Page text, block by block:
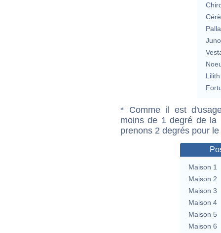
Lilith
* Comme il est
moins de 1 degré de la
prenons 2 degrés pour
Maison 1
Maison 2
Maison 3
Maison 4
Maison 5
Maison 6